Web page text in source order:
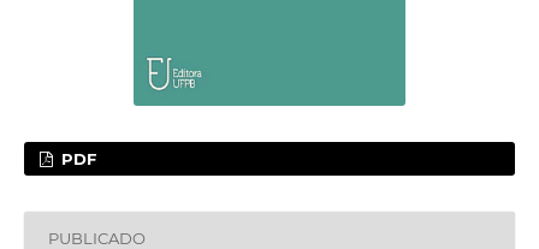
PDF
PUBLICADO